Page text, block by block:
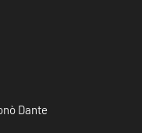
Dante